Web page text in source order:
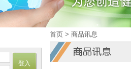
首页 > 商品讯息